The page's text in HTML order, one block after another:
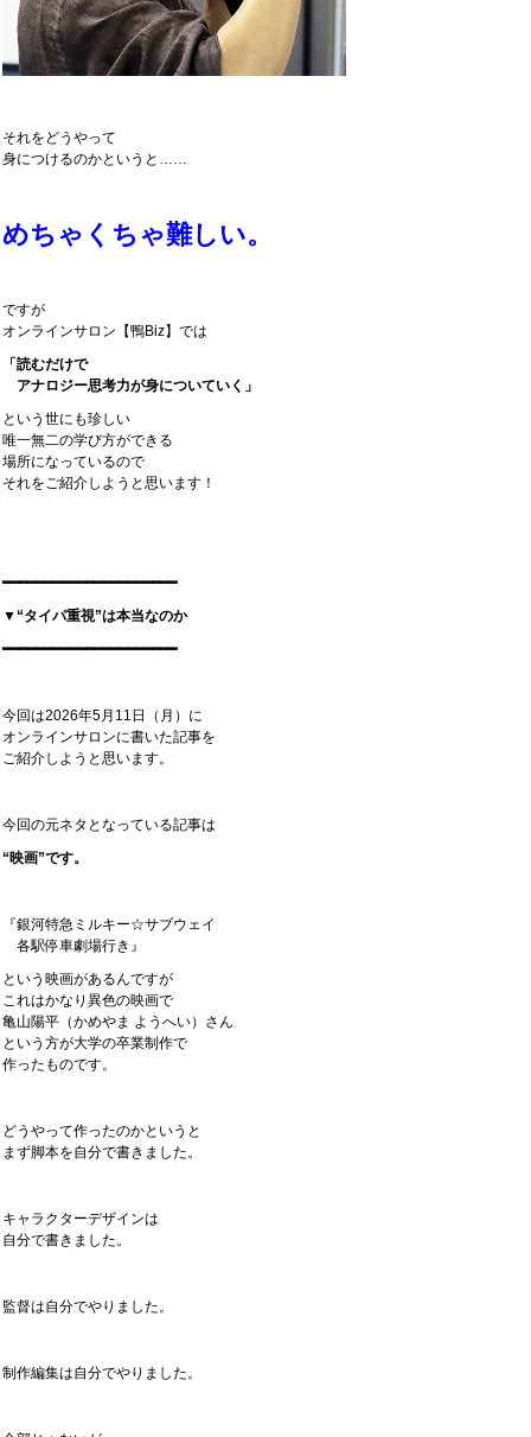
それをどうやって
身につけるのかというと……
めちゃくちゃ難しい。
ですが
オンラインサロン【鴨Biz】では
「読むだけで
アナロジー思考力が身についていく」
という世にも珍しい
唯一無二の学び方ができる
場所になっているので
それをご紹介しようと思います！
━━━━━━━━━━━━━━━━━━━━━
▼“タイパ重視”は本当なのか
━━━━━━━━━━━━━━━━━━━━━
今回は2026年5月11日（月）に
オンラインサロンに書いた記事を
ご紹介しようと思います。
今回の元ネタとなっている記事は
“映画”です。
『銀河特急ミルキー☆サブウェイ
各駅停車劇場行き』
という映画があるんですが
これはかなり異色の映画で
亀山陽平（かめやま ようへい）さん
という方が大学の卒業制作で
作ったものです。
どうやって作ったのかというと
まず脚本を自分で書きました。
キャラクターデザインは
自分で書きました。
監督は自分でやりました。
制作編集は自分でやりました。